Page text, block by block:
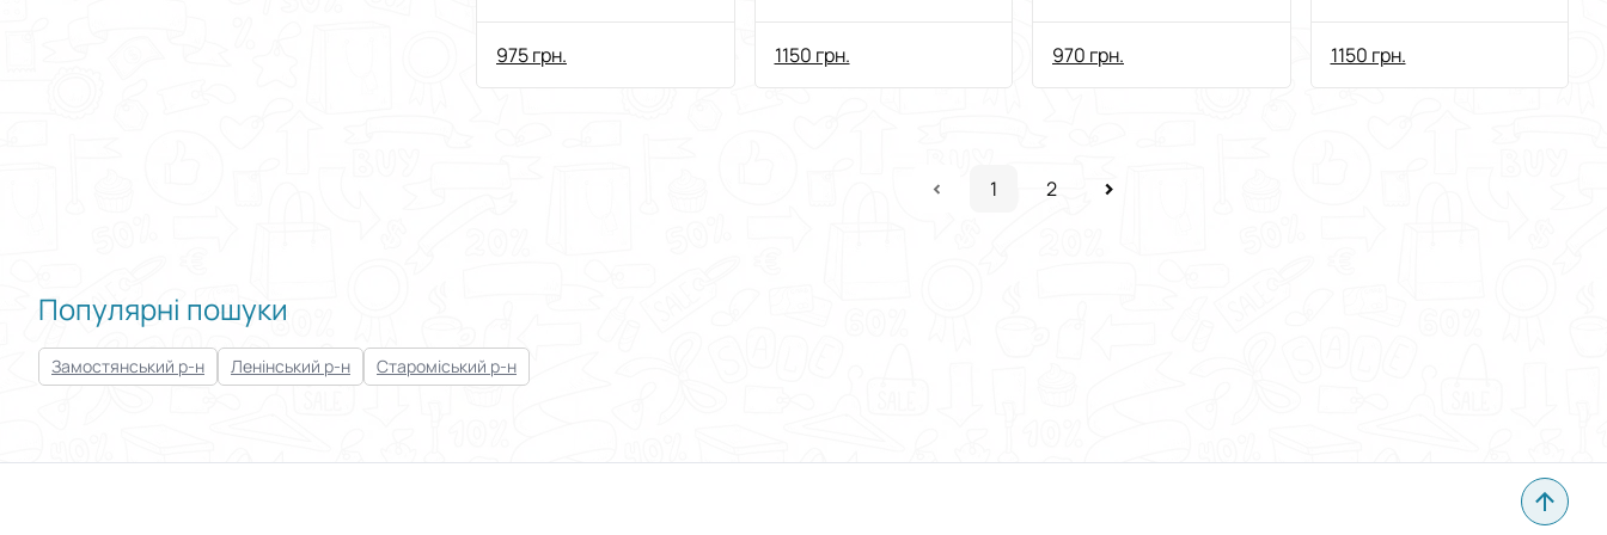
відеокамера
975 грн.
EU
1150 грн.
видеокамера
970 грн.
онлайн
ВІДЕОКАМЕРА
1150 грн.
1 2
Популярні пошуки
Замостянський р-н Ленінський р-н Староміський р-н